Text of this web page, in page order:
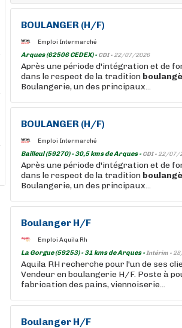
BOULANGER (H/F)
Emploi Intermarché
Arques (62506 CEDEX) -CDI - 22/07/2026
Après une période d'intégration et de
dans le respect de la tradition
Boulangerie, un des principaux...
BOULANGER (H/F)
Emploi Intermarché
Bailleul (59270) - 30,5 kms de Arques -CDI - 22/07/
Après une période d'intégration et de
dans le respect de la tradition
Boulangerie, un des principaux...
Boulanger H/F
Emploi Aquila Rh
La Gorgue (59253) - 31 kms de Arques -Intérim -
Aquila RH recherche pour l'un de ses
Vendeur en boulangerie H/F. Poste à
fabrication des pains, viennoiserie...
Boulanger H/F